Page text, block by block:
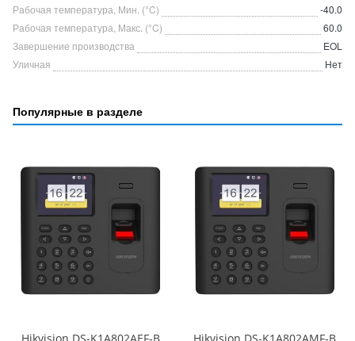
Рабочая температура, Мин. (°C)
-40.0
Рабочая температура, Макс. (°C)
60.0
Завершение производства
EOL
Уличная
Нет
Популярные в разделе